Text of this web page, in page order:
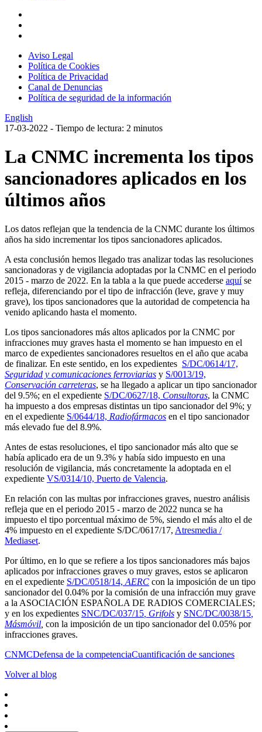
Aviso Legal
Política de Cookies
Política de Privacidad
Canal de Denuncias
Política de seguridad de la información
English
17-03-2022 - Tiempo de lectura: 2 minutos
La CNMC incrementa los tipos
sancionadores aplicados en los
últimos años
Los datos reflejan que la tendencia de la CNMC durante los últimos
años ha sido incrementar los tipos sancionadores aplicados.
A esta conclusión hemos llegado tras analizar todas las resoluciones
sancionadoras y de vigilancia adoptadas por la CNMC en el periodo
2015 - marzo de 2022. En la tabla a la que puede accederse aquíse
refleja, diferenciando por el tipo de infracción (leve, grave y muy
grave), los tipos sancionadores que la autoridad de competencia ha
venido aplicando hasta el momento.
Los tipos sancionadores más altos aplicados por la CNMC por
infracciones muy graves hasta el momento se han impuesto en el
marco de expedientes sancionadores resueltos en el año que acaba
de finalizar. En este sentido, en los expedientes S/DC/0614/17,
Seguridad y comunicaciones ferroviarias y S/0013/19,
Conservación carreteras, se ha llegado a aplicar un tipo sancionador
del 9.5%; en el expediente S/DC/0627/18, Consultoras, la CNMC
ha impuesto a dos empresas distintas un tipo sancionador del 9%; y
en el expediente S/0644/18, Radiofármacos en el tipo sancionador
más elevado fue del 8.9%.
Antes de estas resoluciones, el tipo sancionador más alto que se
había aplicado era de un 9.3% y había sido impuesto en una
resolución de vigilancia, más concretamente la adoptada en el
expediente VS/0314/10, Puerto de Valencia.
En relación con las multas por infracciones graves, nuestro análisis
refleja que en el periodo 2015 - marzo de 2022 nunca se ha
impuesto el tipo porcentual máximo de 5%, siendo el más alto el de
4% impuesto en el expediente S/DC/0617/17, Atresmedia /
Mediaset.
Por último, en lo que se refiere a los tipos sancionadores más bajos
aplicados por infracciones graves o muy graves, estos se aplicaron
en el expediente S/DC/0518/14, AERC con la imposición de un tipo
sancionador del 0.04% por la comisión de una infracción muy grave
a la ASOCIACIÓN ESPAÑOLA DE RADIOS COMERCIALES;
y en los expedientes SNC/DC/037/15 , Grifols y SNC/DC/0038/15
Másmóvil con la imposición de un tipo sancionador del 0.05% por
infracciones graves.
CNMCDefensa de la competenciaCuantificación de sanciones
Volver al blog